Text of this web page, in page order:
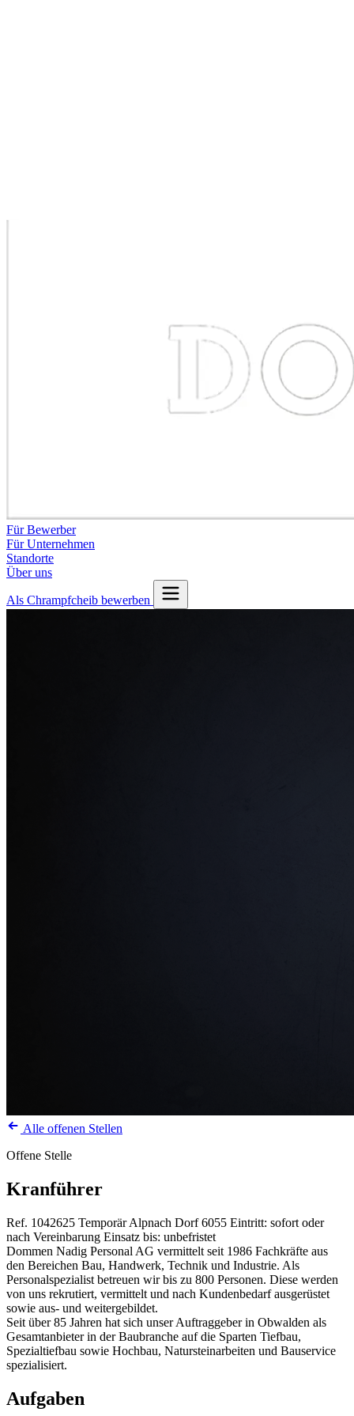
Für Bewerber
Für Unternehmen
Standorte
Über uns
Als Chrampfcheib bewerben
Alle offenen Stellen
Offene Stelle
Kranführer
Ref. 1042625 Temporär Alpnach Dorf 6055 Eintritt: sofort oder
nach Vereinbarung Einsatz bis: unbefristet
Dommen Nadig Personal AG vermittelt seit 1986 Fachkräfte aus
den Bereichen Bau, Handwerk, Technik und Industrie. Als
Personalspezialist betreuen wir bis zu 800 Personen. Diese werden
von uns rekrutiert, vermittelt und nach Kundenbedarf ausgerüstet
sowie aus- und weitergebildet.
Seit über 85 Jahren hat sich unser Auftraggeber in Obwalden als
Gesamtanbieter in der Baubranche auf die Sparten Tiefbau,
Spezialtiefbau sowie Hochbau, Natursteinarbeiten und Bauservice
spezialisiert.
Aufgaben